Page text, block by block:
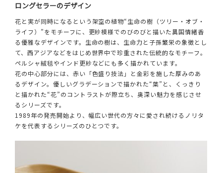
ロングセラーのデザイン
花と実が同時になるという架空の植物“生命の樹（ツリー・オブ・
ライフ）”をモチーフに、更紗模様でのびのびと描いた異国情緒香
る優雅なデザインです。生命の樹は、生命力と子孫繁栄の象徴とし
て、西アジアなどをはじめ世界中で珍重された伝統的なモチーフ。
ペルシャ絨毯やインド更紗などにも多く描かれています。
花の中心部分には、赤い「色盛り技法」と金彩を施した厚みのあ
るデザイン。優しいグラデーションで描かれた“葉”と、くっきり
と描かれた“花”のコントラストが際立ち、奥深い魅力を感じさせ
るシリーズです。
1989年の発売開始より、幅広い世代の方々に愛され続けるノリタ
ケを代表するシリーズのひとつです。